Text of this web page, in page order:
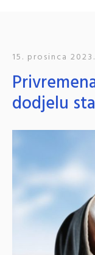
15. prosinca 2023.
dodjelu